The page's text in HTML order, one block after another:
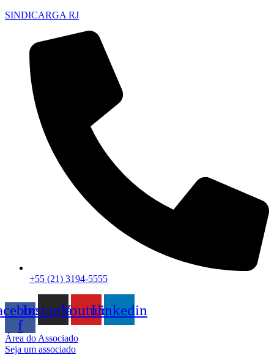
SINDICARGA RJ
+55 (21) 3194-5555
f
InstagramYoutubeLinkedin
Área do Associado
Seja um associado